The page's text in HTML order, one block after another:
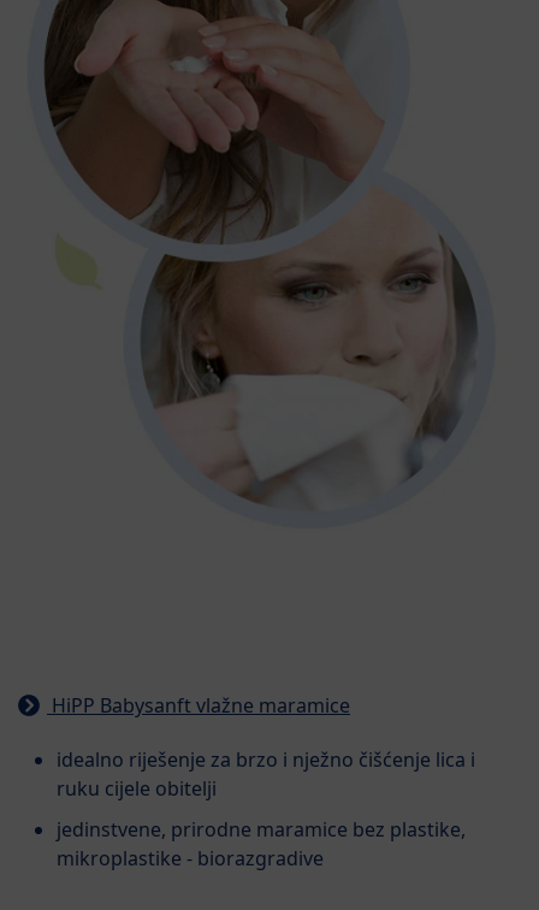
HiPP Babysanft vlažne maramice
idealno riješenje za brzo i nježno čišćenje lica i
ruku cijele obitelji
jedinstvene, prirodne maramice bez plastike,
mikroplastike - biorazgradive